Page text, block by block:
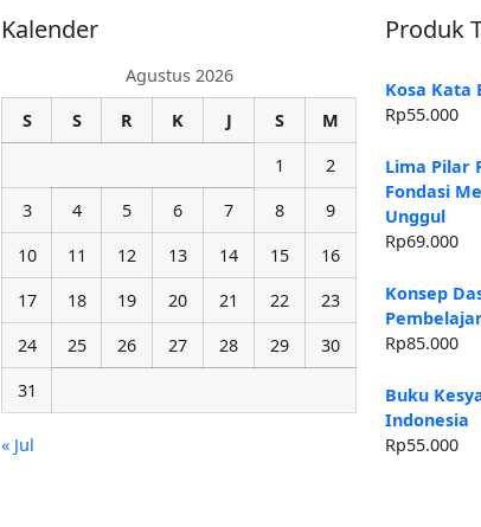
Kalender
Agustus 2026
S
S R K J S
M
1
2
3
4 5 6 7 8
9
10
11 12 13 14 15
16
17
18 19 20 21 22
23
24
25 26 27 28 29
30
31
« Jul
Produk
Kosa Kata
Rp55.000
Lima Pilar
Fondasi
Unggul
Rp69.000
Konsep
Rp85.000
Buku
Indonesia
Rp55.000